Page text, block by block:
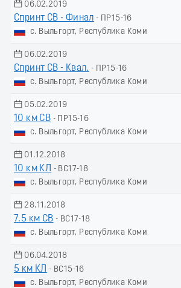
06.02.2019
Спринт СВ - Финал - ПР15-16
с. Выльгорт, Республика Коми
06.02.2019
Спринт СВ - Квал. - ПР15-16
с. Выльгорт, Республика Коми
05.02.2019
10 км СВ - ПР15-16
с. Выльгорт, Республика Коми
01.12.2018
10 км КЛ
- ВС17-18
с. Выльгорт, Республика Коми
28.11.2018
7.5 км СВ - ВС17-18
с. Выльгорт, Республика Коми
06.04.2018
5 км КЛ
- ВС15-16
с. Выльгорт, Республика Коми